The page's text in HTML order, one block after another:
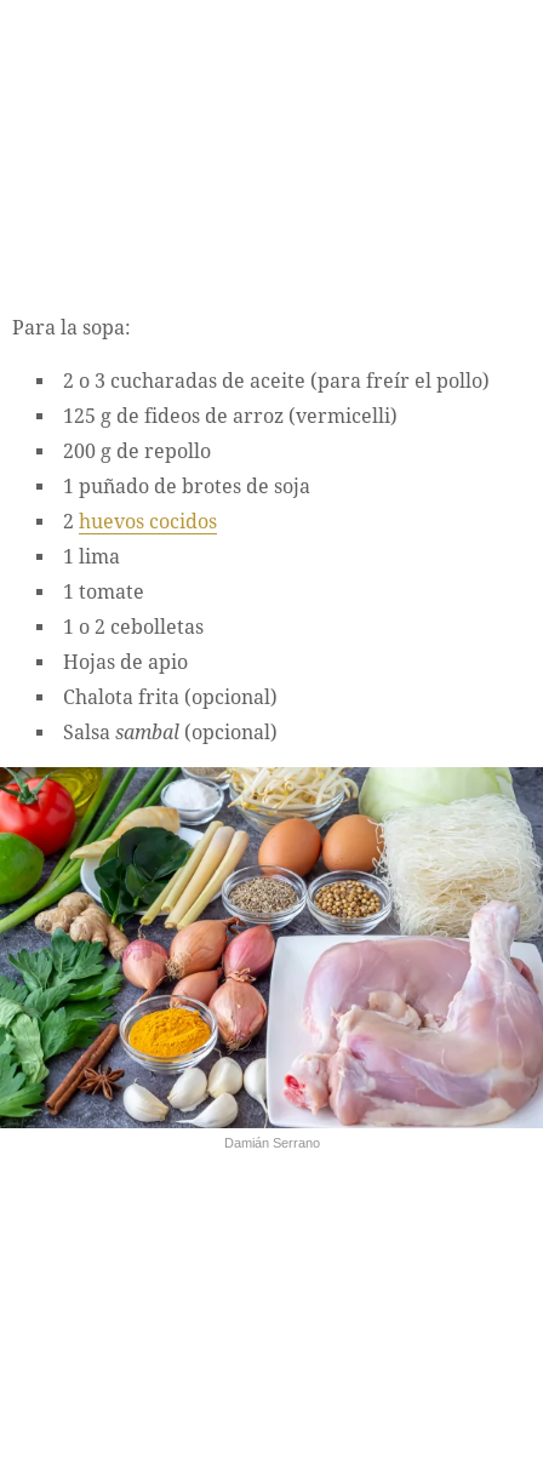
Para la sopa:
2 o 3 cucharadas de aceite (para freír el pollo)
125 g de fideos de arroz (vermicelli)
200 g de repollo
1 puñado de brotes de soja
2 huevos cocidos
1 lima
1 tomate
1 o 2 cebolletas
Hojas de apio
Chalota frita (opcional)
Salsa sambal (opcional)
Damián Serrano